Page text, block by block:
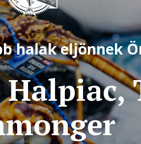
halak eljönnek